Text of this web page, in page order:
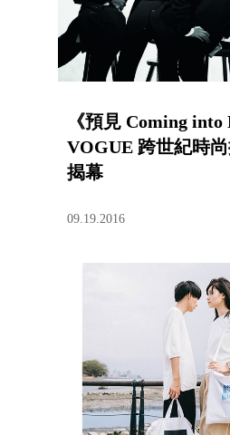
《預見 Coming into
VOGUE 跨世紀時
揭幕
09.19.2016